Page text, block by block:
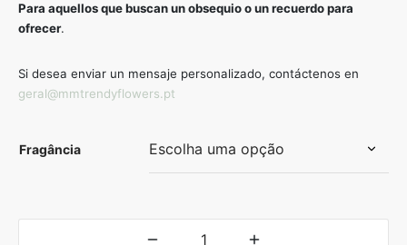
Para aquellos que buscan un obsequio o un recuerdo para
ofrecer.
Si desea enviar un mensaje personalizado, contáctenos en
geral@mmtrendyflowers.pt
Fragância